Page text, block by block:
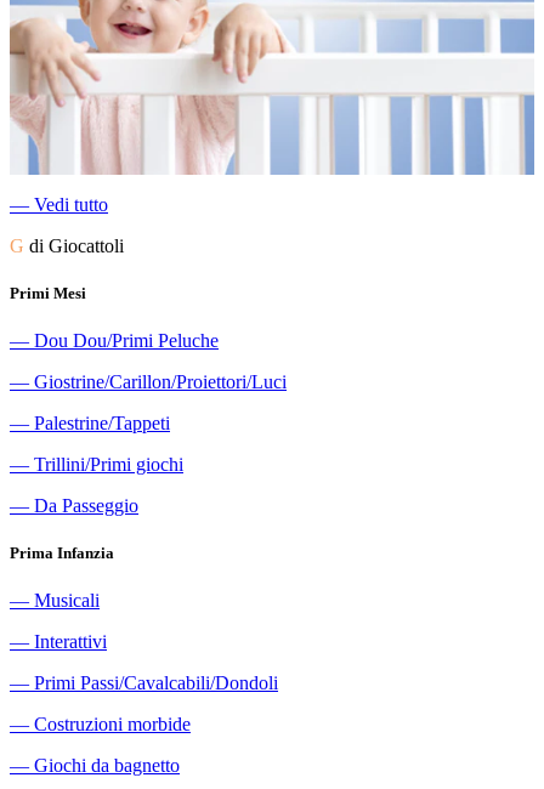
― Vedi tutto
G di Giocattoli
Primi Mesi
― Dou Dou/Primi Peluche
― Giostrine/Carillon/Proiettori/Luci
― Palestrine/Tappeti
― Trillini/Primi giochi
― Da Passeggio
Prima Infanzia
― Musicali
― Interattivi
― Primi Passi/Cavalcabili/Dondoli
― Costruzioni morbide
― Giochi da bagnetto